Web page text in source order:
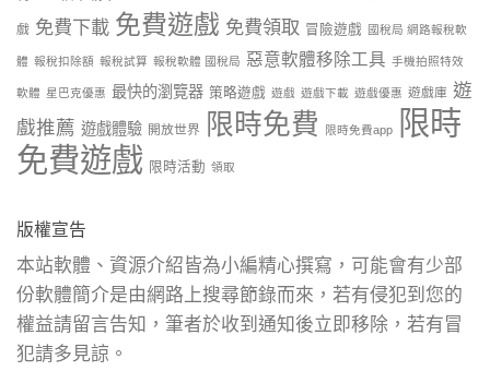
戲 免費下載 免費遊戲 免費領取 冒險遊戲 國稅局 網路報稅軟
體 報稅扣除額 報稅試算 報稅軟體 國稅局 惡意軟體移除工具 手機拍照特效
軟體 星巴克優惠 最快的瀏覽器 策略遊戲 遊戲 遊戲下載 遊戲優惠 遊戲庫 遊
戲推薦 遊戲體驗 開放世界 限時免費 限時免費app
限時
免費遊戲 限時活動 領取
版權宣告
本站軟體、資源介紹皆為小編精心撰寫，可能會有少部
份軟體簡介是由網路上搜尋節錄而來，若有侵犯到您的
權益請留言告知，筆者於收到通知後立即移除，若有冒
犯請多見諒。